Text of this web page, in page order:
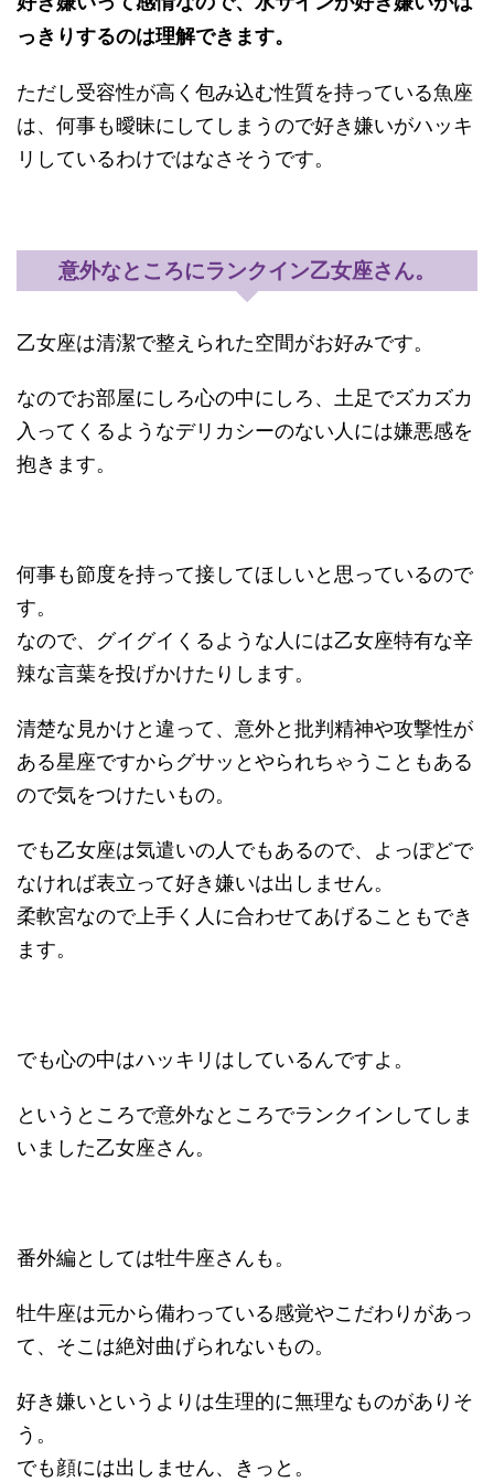
っきりするのは理解できます。
ただし受容性が高く包み込む性質を持っている魚座
は、何事も曖昧にしてしまうので好き嫌いがハッキ
リしているわけではなさそうです。
意外なところにランクイン乙女座さん。
乙女座は清潔で整えられた空間がお好みです。
なのでお部屋にしろ心の中にしろ、土足でズカズカ
入ってくるようなデリカシーのない人には嫌悪感を
抱きます。
何事も節度を持って接してほしいと思っているので
す。
なので、グイグイくるような人には乙女座特有な辛
辣な言葉を投げかけたりします。
清楚な見かけと違って、意外と批判精神や攻撃性が
ある星座ですからグサッとやられちゃうこともある
ので気をつけたいもの。
でも乙女座は気遣いの人でもあるので、よっぽどで
なければ表立って好き嫌いは出しません。
柔軟宮なので上手く人に合わせてあげることもでき
ます。
でも心の中はハッキリはしているんですよ。
というところで意外なところでランクインしてしま
いました乙女座さん。
番外編としては牡牛座さんも。
牡牛座は元から備わっている感覚やこだわりがあっ
て、そこは絶対曲げられないもの。
好き嫌いというよりは生理的に無理なものがありそ
う。
でも顔には出しません、きっと。